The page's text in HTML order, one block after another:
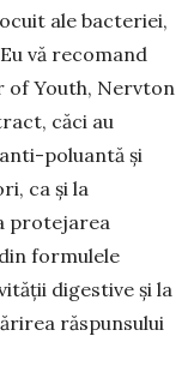
ale bacte­riei,
vă recomand
of Youth, Nervton
căci au
poluantă și
ca și la
protejarea
formulele
digestive și la
răspunsului